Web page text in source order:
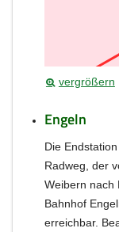
vergrößern
Engeln
Die
Radweg, der
Weibern nach
Bahnhof
erreichbar.